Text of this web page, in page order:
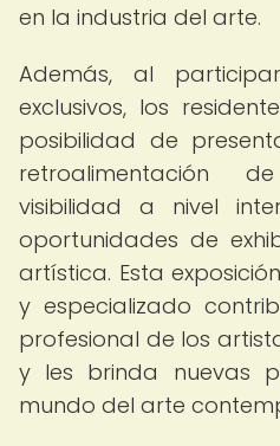
en la industria del arte.
Además, al
exclusivos, los
posibilidad de
retroalimentación
visibilidad a nivel
oportunidades de
artística. Esta
y especializado
profesional de los
y les brinda nuevas
mundo del arte